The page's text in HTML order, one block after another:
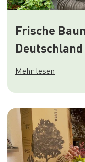
Frische
Deutschland
Mehr lesen